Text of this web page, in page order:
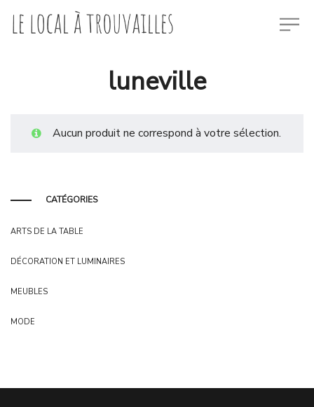
luneville
Aucun produit ne correspond à votre sélection.
CATÉGORIES
ARTS DE LA TABLE
DÉCORATION ET LUMINAIRES
MEUBLES
MODE